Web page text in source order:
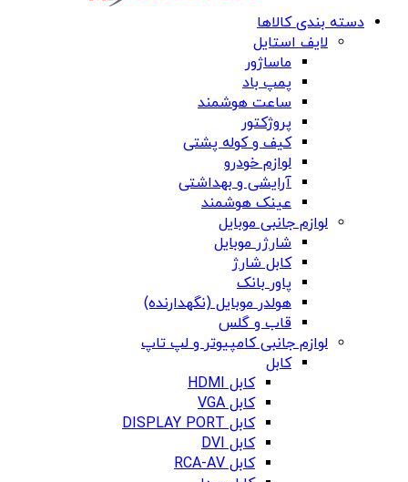
دسته بندی کالاها
لایف استایل
ماساژور
پمپ باد
ساعت هوشمند
پروژکتور
کیف و کوله پشتی
لوازم خودرو
آرایشی و بهداشتی
عینک هوشمند
لوازم جانبی موبایل
شارژر موبایل
کابل شارژ
پاور بانک
هولدر موبایل (نگهدارنده)
قاب و گلس
لوازم جانبی کامپیوتر و لپ تاپ
کابل
کابل HDMI
کابل VGA
کابل DISPLAY PORT
کابل DVI
کابل RCA-AV